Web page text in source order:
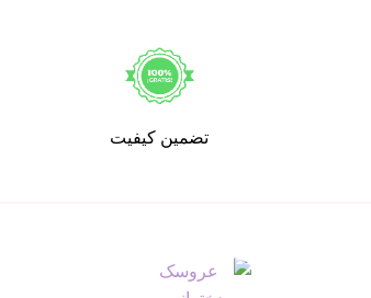
تضمین کیفیت